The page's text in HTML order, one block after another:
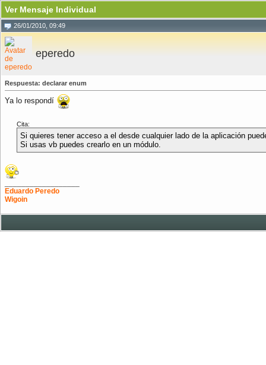
Ver Mensaje Individual
26/01/2010, 09:49
eperedo
Respuesta: declarar enum
Ya lo respondí
Cita:
Si quieres tener acceso a el desde cualquier lado de la aplicación
Si usas vb puedes crearlo en un módulo.
Eduardo Peredo
Wigoin